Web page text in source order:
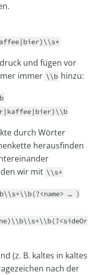
und fügen vor
immer \\b hinzu:
durch Wörter
herausfinden
wir mit \\s+
… )
(z. B. kaltes in kaltes
nach der